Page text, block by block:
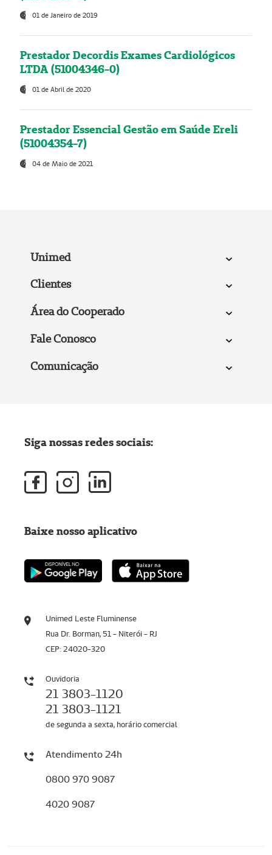
01 de Janeiro de 2019
Prestador Decordis Exames Cardiológicos
LTDA (51004346-0)
01 de Abril de 2020
Prestador Essencial Gestão em Saúde Ereli
(51004354-7)
04 de Maio de 2021
Unimed
Clientes
Área do Cooperado
Fale Conosco
Comunicação
Unimed Leste Fluminense
Rua Dr. Borman, 51 - Niterói - RJ
CEP: 24020-320
Ouvidoria
21 3803-1120
21 3803-1121
de segunda a sexta, horário comercial
Atendimento 24h
0800 970 9087
4020 9087
Siga nossas redes sociais:
Baixe nosso aplicativo